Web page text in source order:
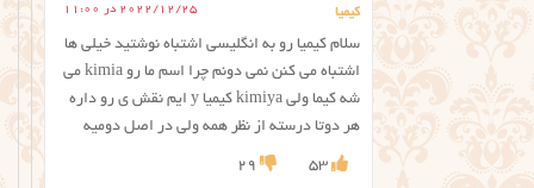
کیمیا 2022/12/25 در 11:00
سلام کیمیا رو به انگلیسی اشتباه نوشتید خیلی ها
اشتباه می کنن نمی دونم چرا اسم ما رو kimia می
شه کیما‌ ولی kimiya کیمیا y ایم نقش ی رو داره
هر دوتا درسته از نظر همه ولی در اصل دومیه
53
29